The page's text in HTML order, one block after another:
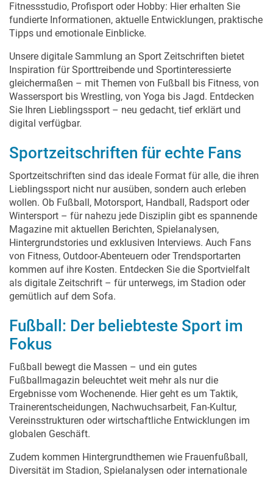
Fitnessstudio, Profisport oder Hobby: Hier erhalten Sie
fundierte Informationen, aktuelle Entwicklungen, praktische
Tipps und emotionale Einblicke.
Unsere digitale Sammlung an Sport Zeitschriften bietet
Inspiration für Sporttreibende und Sportinteressierte
gleichermaßen – mit Themen von Fußball bis Fitness, von
Wassersport bis Wrestling, von Yoga bis Jagd. Entdecken
Sie Ihren Lieblingssport – neu gedacht, tief erklärt und
digital verfügbar.
Sportzeitschriften für echte Fans
Sportzeitschriften sind das ideale Format für alle, die ihren
Lieblingssport nicht nur ausüben, sondern auch erleben
wollen. Ob Fußball, Motorsport, Handball, Radsport oder
Wintersport – für nahezu jede Disziplin gibt es spannende
Magazine mit aktuellen Berichten, Spielanalysen,
Hintergrundstories und exklusiven Interviews. Auch Fans
von Fitness, Outdoor-Abenteuern oder Trendsportarten
kommen auf ihre Kosten. Entdecken Sie die Sportvielfalt
als digitale Zeitschrift – für unterwegs, im Stadion oder
gemütlich auf dem Sofa.
Fußball: Der beliebteste Sport im
Fokus
Fußball bewegt die Massen – und ein gutes
Fußballmagazin beleuchtet weit mehr als nur die
Ergebnisse vom Wochenende. Hier geht es um Taktik,
Trainerentscheidungen, Nachwuchsarbeit, Fan-Kultur,
Vereinsstrukturen oder wirtschaftliche Entwicklungen im
globalen Geschäft.
Zudem kommen Hintergrundthemen wie Frauenfußball,
Diversität im Stadion, Spielanalysen oder internationale